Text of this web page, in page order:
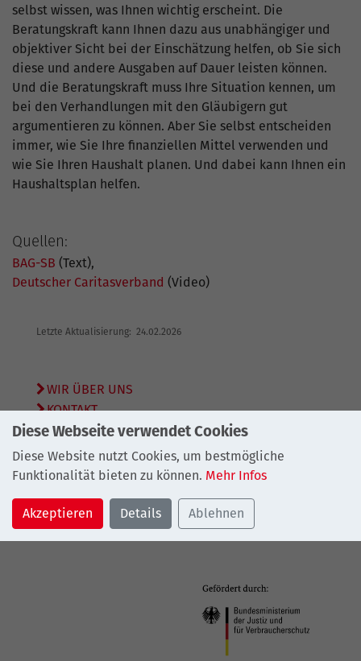
selbst wissen, was Ihnen wichtig erscheint. Die
Beratungskraft kann Ihnen dazu aus unabhängiger und
objektiver Sicht bei der Einschätzung helfen, ob Sie sich
diese und andere Ausgaben auf Dauer leisten können.
Und die Beratungskraft muss Ihre Situation kennen, um
bei den Verhandlungen mit den Gläubigern gut
argumentieren zu können. Aber Sie selbst entscheiden
immer, wie Sie Ihre finanziellen Mittel verwenden und
wie Sie Ihren Haushalt planen. Und dabei kann Ihnen ein
Haushaltsplan helfen.
Quellen:
BAG-SB (Text),
Deutscher Caritasverband (Video)
Letzte Aktualisierung: 24.02.2026
WIR ÜBER UNS
KONTAKT
SITEMAP
DATENSCHUTZ
IMPRESSUM
© 2026
Bundesarbeitsgemeinschaft Schuldnerberatung
e.V.
Diese Webseite verwendet Cookies
Diese Website nutzt Cookies, um bestmögliche
Funktionalität bieten zu können. Mehr Infos
Akzeptieren Details Ablehnen